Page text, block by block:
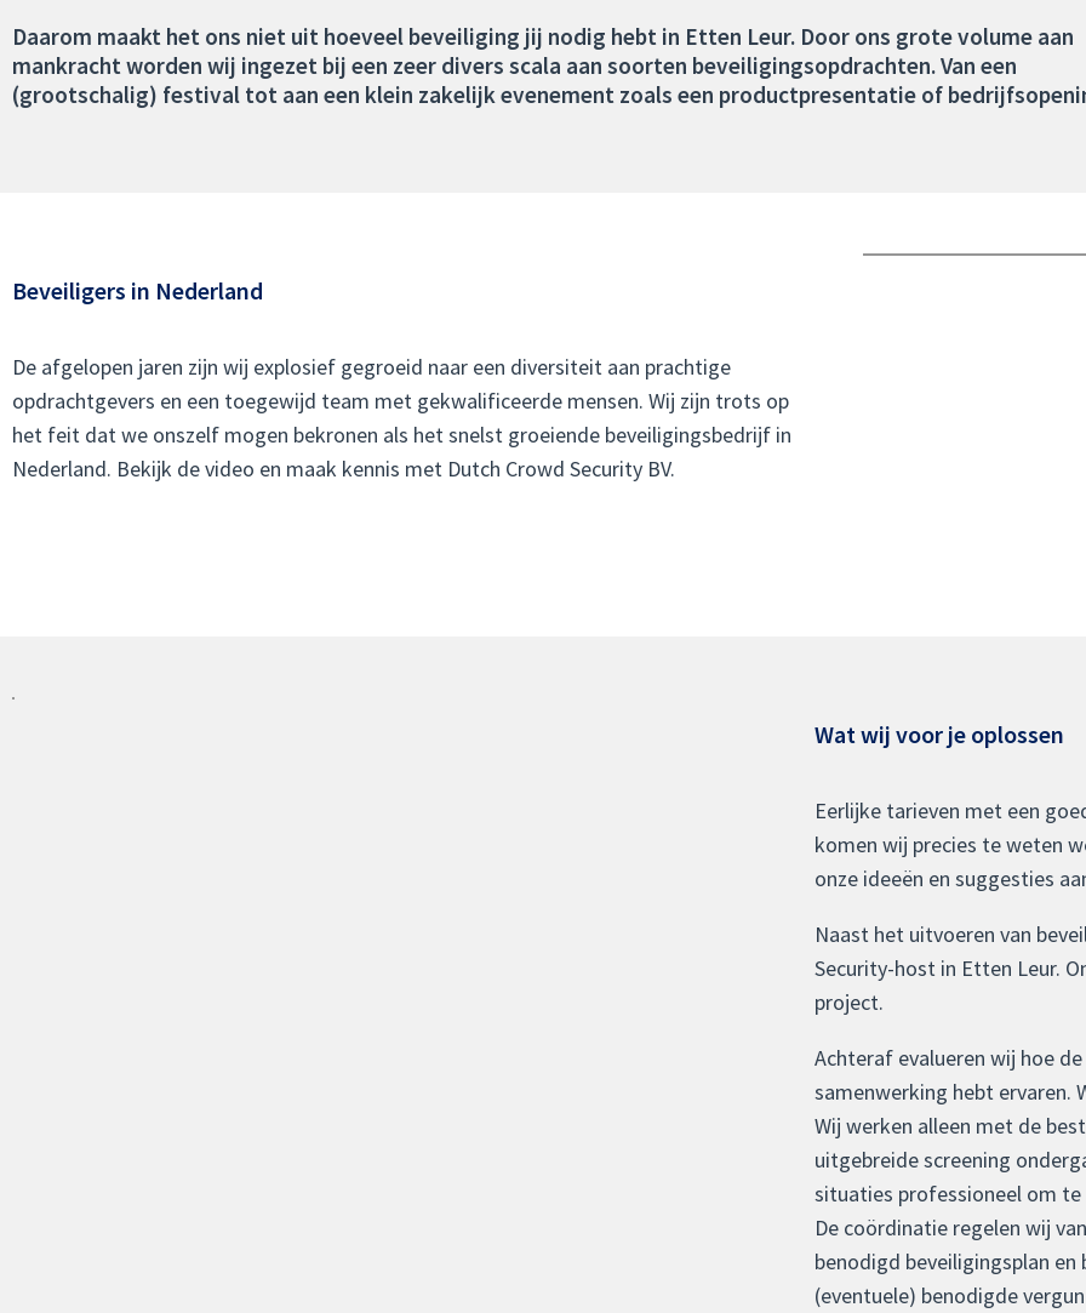
Daarom maakt het ons niet uit hoeveel beveiliging jij nodig hebt in Etten Leur. Door ons grote volume aan
mankracht worden wij ingezet bij een zeer divers scala aan soorten beveiligingsopdrachten. Van een
(grootschalig) festival tot aan een klein zakelijk evenement zoals een productpresentatie of
Beveiligers in Nederland
De afgelopen jaren zijn wij explosief gegroeid naar een diversiteit aan prachtige
opdrachtgevers en een toegewijd team met gekwalificeerde mensen. Wij zijn trots op
het feit dat we onszelf mogen bekronen als het snelst groeiende beveiligingsbedrijf in
Nederland. Bekijk de video en maak kennis met Dutch Crowd Security BV.
Wat wij voor je oplossen
Eerlijke tarieven met een
komen wij precies te weten
onze ideeën en suggesties
Naast het uitvoeren van
Security-host in Etten Leur.
project.
Achteraf evalueren wij hoe
samenwerking hebt ervaren.
Wij werken alleen met de
uitgebreide screening
situaties professioneel om te
De coördinatie regelen wij
benodigd beveiligingsplan
(eventuele) benodigde